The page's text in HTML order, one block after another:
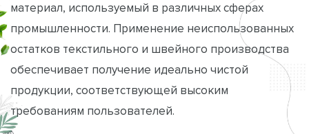
материал, используемый в различных сферах
промышленности. Применение неиспользованных
остатков текстильного и швейного производства
обеспечивает получение идеально чистой
продукции, соответствующей высоким
требованиям пользователей.